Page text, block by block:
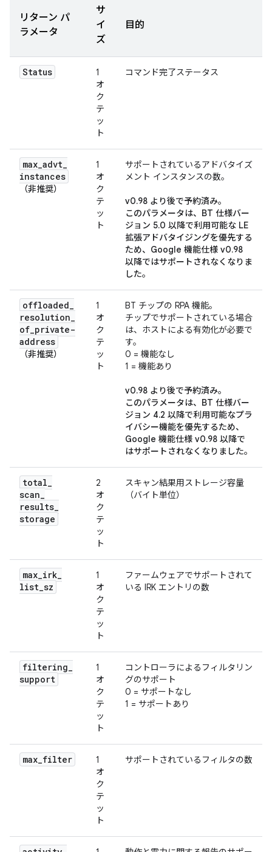
リターン パ
ラメータ
サ
イ
ズ
目的
Status
1
オ
ク
テ
ッ
ト
コマンド完了ステータス
max_advt_
instances
（非推奨）
1
オ
ク
テ
ッ
ト
サポートされているアドバタイズ
メント インスタンスの数。
v0.98 より後で予約済み。
このパラメータは、BT 仕様バー
ジョン 5.0 以降で利用可能な LE
拡張アドバタイジングを優先する
ため、Google 機能仕様 v0.98
以降ではサポートされなくなりま
した。
offloaded_
resolution_
of_private-
address
（非推奨）
1
オ
ク
テ
ッ
ト
BT チップの RPA 機能。
チップでサポートされている場合
は、ホストによる有効化が必要で
す。
0 = 機能なし
1 = 機能あり
v0.98 より後で予約済み。
このパラメータは、BT 仕様バー
ジョン 4.2 以降で利用可能なプラ
イバシー機能を優先するため、
Google 機能仕様 v0.98 以降で
はサポートされなくなりました。
total_
scan_
results_
storage
2
オ
ク
テ
ッ
ト
スキャン結果用ストレージ容量
（バイト単位）
max_irk_
list_sz
1
オ
ク
テ
ッ
ト
ファームウェアでサポートされて
いる IRK エントリの数
filtering_
support
1
オ
ク
テ
ッ
ト
コントローラによるフィルタリン
グのサポート
0 = サポートなし
1 = サポートあり
max_filter
1
オ
ク
テ
ッ
ト
サポートされているフィルタの数